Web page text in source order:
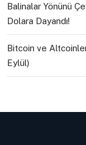
Balinalar Yönünü
Dolara Dayandı!
Bitcoin ve
Eylül)